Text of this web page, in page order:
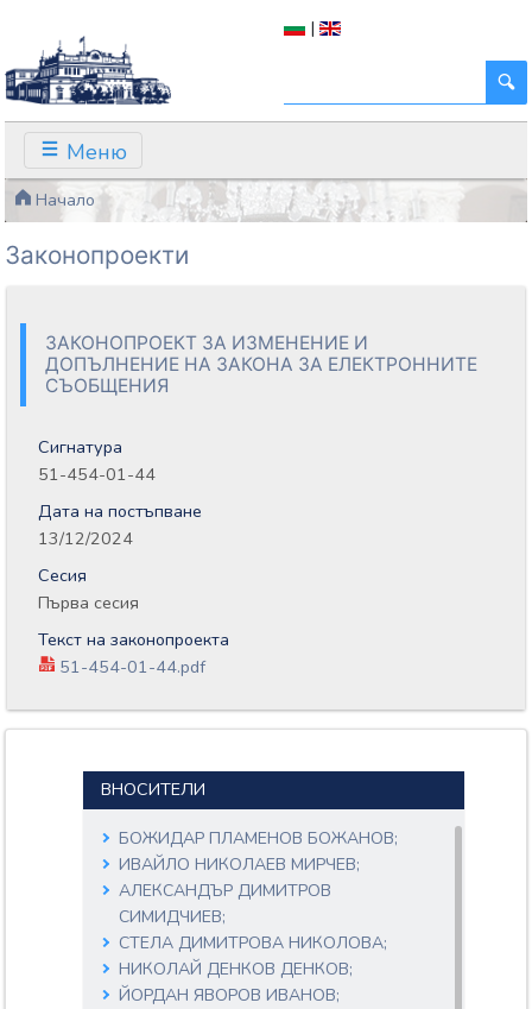
|
Меню
Начало
Законопроекти
ЗАКОНОПРОЕКТ ЗА ИЗМЕНЕНИЕ И
ДОПЪЛНЕНИЕ НА ЗАКОНА ЗА ЕЛЕКТРОННИТЕ
СЪОБЩЕНИЯ
Сигнатура
51-454-01-44
Дата на постъпване
13/12/2024
Сесия
Първа сесия
Текст на законопроекта
51-454-01-44.pdf
ВНОСИТЕЛИ
БОЖИДАР ПЛАМЕНОВ БОЖАНОВ;
ИВАЙЛО НИКОЛАЕВ МИРЧЕВ;
АЛЕКСАНДЪР ДИМИТРОВ
СИМИДЧИЕВ;
СТЕЛА ДИМИТРОВА НИКОЛОВА;
НИКОЛАЙ ДЕНКОВ ДЕНКОВ;
ЙОРДАН ЯВОРОВ ИВАНОВ;